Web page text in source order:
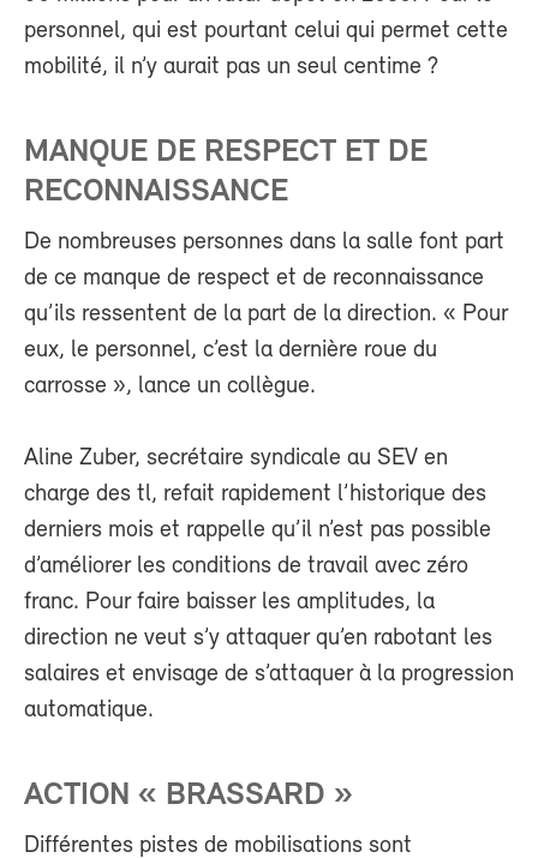
personnel, qui est pourtant celui qui permet cette
mobilité, il n’y aurait pas un seul centime ?
MANQUE DE RESPECT ET DE
RECONNAISSANCE
De nombreuses personnes dans la salle font part
de ce manque de respect et de reconnaissance
qu’ils ressentent de la part de la direction. « Pour
eux, le personnel, c’est la dernière roue du
carrosse », lance un collègue.
Aline Zuber, secrétaire syndicale au SEV en
charge des tl, refait rapidement l’historique des
derniers mois et rappelle qu’il n’est pas possible
d’améliorer les conditions de travail avec zéro
franc. Pour faire baisser les amplitudes, la
direction ne veut s’y attaquer qu’en rabotant les
salaires et envisage de s’attaquer à la progression
automatique.
ACTION « BRASSARD »
Différentes pistes de mobilisations sont